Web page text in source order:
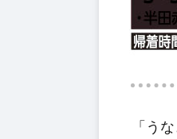
「う